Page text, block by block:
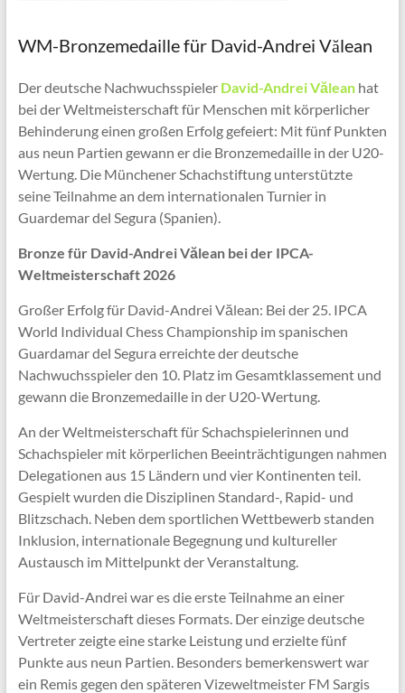
WM-Bronzemedaille für David-Andrei Vălean
Der deutsche Nachwuchsspieler David-Andrei Văleanhat
bei der Weltmeisterschaft für Menschen mit körperlicher
Behinderung einen großen Erfolg gefeiert: Mit fünf Punkten
aus neun Partien gewann er die Bronzemedaille in der U20-
Wertung. Die Münchener Schachstiftung unterstützte
seine Teilnahme an dem internationalen Turnier in
Guardemar del Segura (Spanien).
Bronze für David-Andrei Vălean bei der IPCA-
Weltmeisterschaft 2026
Großer Erfolg für David-Andrei Vălean: Bei der 25. IPCA
World Individual Chess Championship im spanischen
Guardamar del Segura erreichte der deutsche
Nachwuchsspieler den 10. Platz im Gesamtklassement und
gewann die Bronzemedaille in der U20-Wertung.
An der Weltmeisterschaft für Schachspielerinnen und
Schachspieler mit körperlichen Beeinträchtigungen nahmen
Delegationen aus 15 Ländern und vier Kontinenten teil.
Gespielt wurden die Disziplinen Standard-, Rapid- und
Blitzschach. Neben dem sportlichen Wettbewerb standen
Inklusion, internationale Begegnung und kultureller
Austausch im Mittelpunkt der Veranstaltung.
Für David-Andrei war es die erste Teilnahme an einer
Weltmeisterschaft dieses Formats. Der einzige deutsche
Vertreter zeigte eine starke Leistung und erzielte fünf
Punkte aus neun Partien. Besonders bemerkenswert war
ein Remis gegen den späteren Vizeweltmeister FM Sargis